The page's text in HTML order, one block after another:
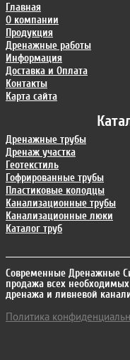
Дренажные трубы
Дренаж участка
Геотекстиль
Гофрированные трубы
Пластиковые колодцы
Канализационные трубы
Канализационные люки
Каталог труб
Главная
О компании
Продукция
Дренажные работы
Информация
Доставка и Оплата
Контакты
Карта сайта
Современные Дренажные
продажа всех
дренажа и ливневой
Политика